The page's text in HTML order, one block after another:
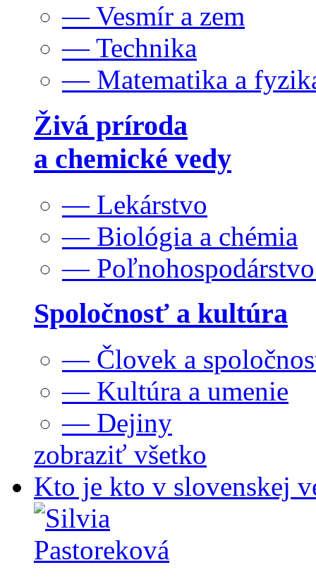
— Vesmír a zem
— Technika
— Matematika a
Živá príroda
a chemické vedy
— Lekárstvo
— Biológia a chémia
—
Spoločnosť a kultúra
— Človek a
— Kultúra a umenie
— Dejiny
zobraziť všetko
Kto je kto v slovenskej